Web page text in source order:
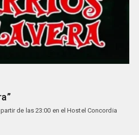
de las 23:00 en el Hostel Concordia